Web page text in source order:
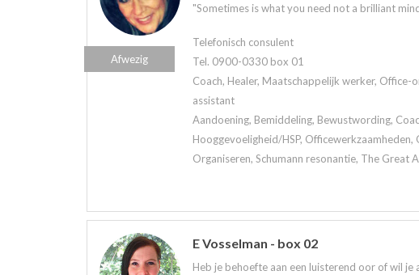
"Sometimes is what you need not a brilliant
Telefonisch consulent
Tel. 0900-0330 box 01
Coach, Healer, Maatschappelijk werker,
assistant
Aandoening, Bemiddeling, Bewustwording,
Hooggevoeligheid/HSP,
Organiseren, Schumann resonantie, The Great
Afwezig
E Vosselman - box 02
Heb je behoefte aan een luisterend oor of wil je